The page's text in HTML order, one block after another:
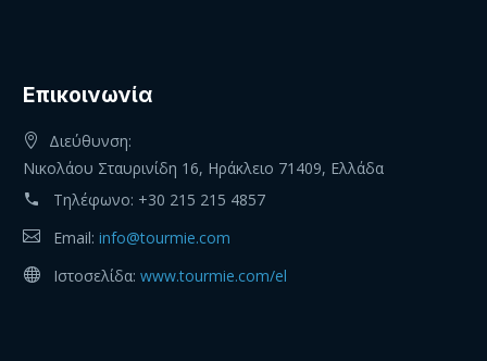
Eπικοινωνία
Διεύθυνση:
Νικολάου Σταυρινίδη 16, Ηράκλειο 71409, Ελλάδα
Τηλέφωνο: +30 215 215 4857
Email: info@tourmie.com
Ιστοσελίδα: www.tourmie.com/el